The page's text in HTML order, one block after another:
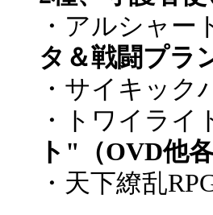
・アルシャー
タ＆戦闘プラ
・サイキック
・トワイライ
ト"（OVD他
・天下繚乱